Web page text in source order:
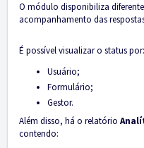
O módulo disponibiliza
acompanhamento das
É possível visualizar o status por:
Usuário;
Formulário;
Gestor.
Além disso, há o relatório
contendo: